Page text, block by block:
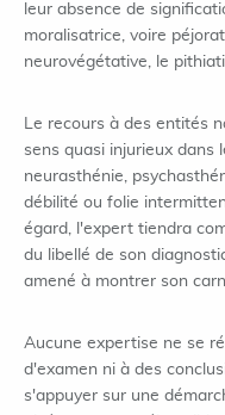
leur absence de
moralisatrice, voire
neurovégétative, le
Le recours à des entités
sens quasi injurieux dans
neurasthénie,
débilité ou folie
égard, l'expert tiendra
du libellé de son
amené à montrer son
Aucune expertise ne se
d'examen ni à des
s'appuyer sur une